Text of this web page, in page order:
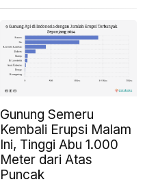
Gunung Semeru
Kembali Erupsi Malam
Ini, Tinggi Abu 1.000
Meter dari Atas
Puncak